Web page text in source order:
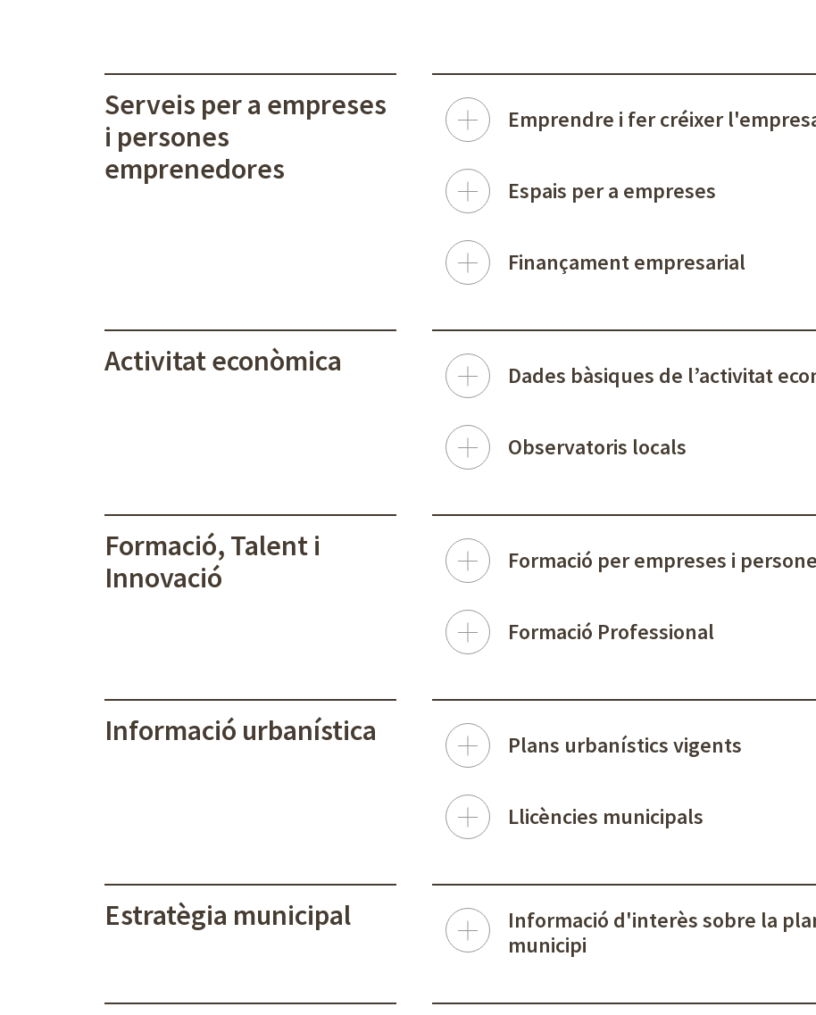
Serveis per a empreses
i persones
emprenedores
Emprendre i fer créixer
Espais per a empreses
Finançament empresarial
Activitat econòmica Dades bàsiques de l’activitat
Observatoris locals
Formació, Talent i
Innovació
Formació per empreses i
Formació Professional
Informació urbanística Plans urbanístics vigents
Llicències municipals
Estratègia municipal
Informació d'interès sobre la
municipi